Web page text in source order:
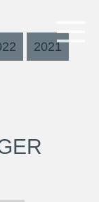
2021